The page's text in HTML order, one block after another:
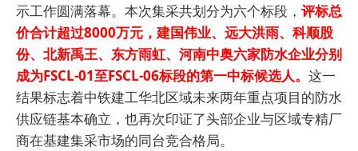
示工作圆满落幕。本次集采共划分为六个标段， 评标总
价合计超过8000万元，建国伟业、远大洪雨、科顺股
份、北新禹王、东方雨虹、河南中奥六家防水企业分别
成为FSCL-01至FSCL-06标段的第一中标候选人。 这一
结果标志着中铁建工华北区域未来两年重点项目的防水
供应链基本确立，也再次印证了头部企业与区域专精厂
商在基建集采市场的同台竞合格局。